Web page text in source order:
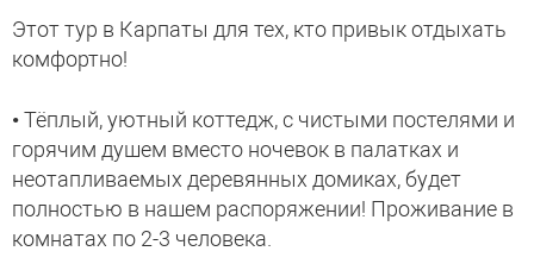
Этот тур в Карпаты для тех, кто привык отдыхать
комфортно!
• Тёплый, уютный коттедж, с чистыми постелями и
горячим душем вместо ночевок в палатках и
неотапливаемых деревянных домиках, будет
полностью в нашем распоряжении! Проживание в
комнатах по 2-3 человека.